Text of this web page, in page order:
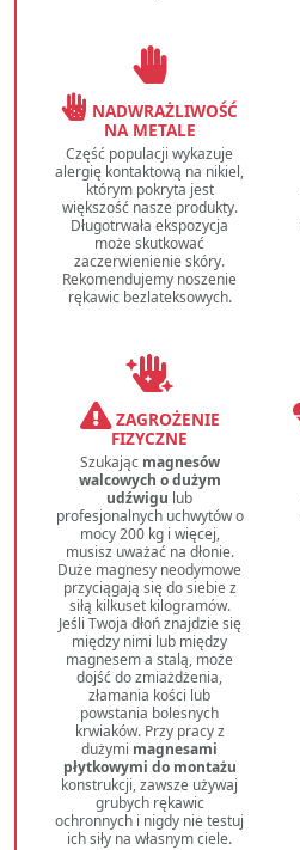
NADWRAŻLIWOŚĆ
NA METALE
Część populacji wykazuje
alergię kontaktową na nikiel,
którym pokryta jest
większość nasze produkty.
Długotrwała ekspozycja
może skutkować
zaczerwienienie skóry.
Rekomendujemy noszenie
rękawic bezlateksowych.
ZAGROŻENIE
FIZYCZNE
Szukając magnesów
walcowych o dużym
udźwigu lub
profesjonalnych uchwytów o
mocy 200 kg i więcej,
musisz uważać na dłonie.
Duże magnesy neodymowe
przyciągają się do siebie z
siłą kilkuset kilogramów.
Jeśli Twoja dłoń znajdzie się
między nimi lub między
magnesem a stalą, może
dojść do zmiażdżenia,
złamania kości lub
powstania bolesnych
krwiaków. Przy pracy z
dużymi magnesami
płytkowymi do montażu
konstrukcji, zawsze używaj
grubych rękawic
ochronnych i nigdy nie testuj
ich siły na własnym ciele.